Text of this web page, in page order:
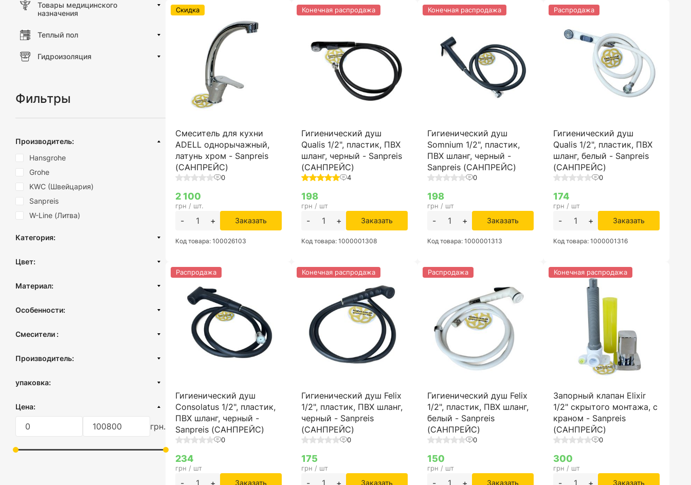
Товары медицинского
назначения
Теплый пол
Гидроизоляция
Фильтры
Производитель:
Hansgrohe
Grohe
KWC (Швейцария)
Sanpreis
W-Line (Литва)
Категория:
Цвет:
Белый
Хром
Материал:
Особенности:
Смесители :
Смеситель для ванны
Смеситель для кухни
Смеситель для умывальника
Смеситель для душа
Комплект смесителей
Смеситель с термостатом
Производитель:
упаковка:
Цена:
грн.
Смеситель для кухни
ADELL однорычажный,
латунь хром - Sanpreis
(САНПРЕЙС)
0
Скидка
2 100
грн / шт.
- + Заказать
Код товара: 100026103
Гигиенический душ
Qualis 1/2", пластик, ПВХ
шланг, черный - Sanpreis
(САНПРЕЙС)
4
Конечная распродажа
198
грн / шт
- + Заказать
Код товара: 1000001308
Гигиенический душ
Somnium 1/2", пластик,
ПВХ шланг, черный -
Sanpreis (САНПРЕЙС)
0
Конечная распродажа
198
грн / шт
- + Заказать
Код товара: 1000001313
Гигиенический душ
Qualis 1/2", пластик, ПВХ
шланг, белый - Sanpreis
(САНПРЕЙС)
0
Распродажа
174
грн / шт
- + Заказать
Код товара: 1000001316
Гигиенический душ
Consolatus 1/2", пластик,
ПВХ шланг, черный -
Sanpreis (САНПРЕЙС)
0
Распродажа
234
грн / шт
- + Заказать
Гигиенический душ Felix
1/2", пластик, ПВХ шланг,
черный - Sanpreis
(САНПРЕЙС)
0
Конечная распродажа
175
грн / шт
- + Заказать
Гигиенический душ Felix
1/2", пластик, ПВХ шланг,
белый - Sanpreis
(САНПРЕЙС)
0
Распродажа
150
грн / шт
- + Заказать
Запорный клапан Elixir
1/2" скрытого монтажа, с
краном - Sanpreis
(САНПРЕЙС)
0
Конечная распродажа
300
грн / шт
- + Заказать